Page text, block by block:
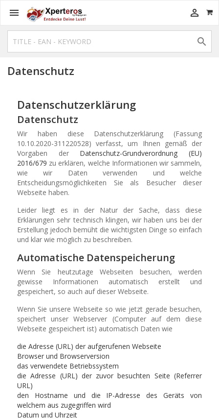
 

Datenschutz
Datenschutzerklärung
Datenschutz
Wir haben diese Datenschutzerklärung (Fassung
10.10.2020-311220528) verfasst, um Ihnen gemäß der
Vorgaben der Datenschutz-Grundverordnung (EU)
2016/679 zu erklären, welche Informationen wir sammeln,
wie wir Daten verwenden und welche
Entscheidungsmöglichkeiten Sie als Besucher dieser
Webseite haben.
Leider liegt es in der Natur der Sache, dass diese
Erklärungen sehr technisch klingen, wir haben uns bei der
Erstellung jedoch bemüht die wichtigsten Dinge so einfach
und klar wie möglich zu beschreiben.
Automatische Datenspeicherung
Wenn Sie heutzutage Webseiten besuchen, werden
gewisse Informationen automatisch erstellt und
gespeichert, so auch auf dieser Webseite.
Wenn Sie unsere Webseite so wie jetzt gerade besuchen,
speichert unser Webserver (Computer auf dem diese
Webseite gespeichert ist) automatisch Daten wie
die Adresse (URL) der aufgerufenen Webseite
Browser und Browserversion
das verwendete Betriebssystem
die Adresse (URL) der zuvor besuchten Seite (Referrer
URL)
den Hostname und die IP-Adresse des Geräts von
welchem aus zugegriffen wird
Datum und Uhrzeit